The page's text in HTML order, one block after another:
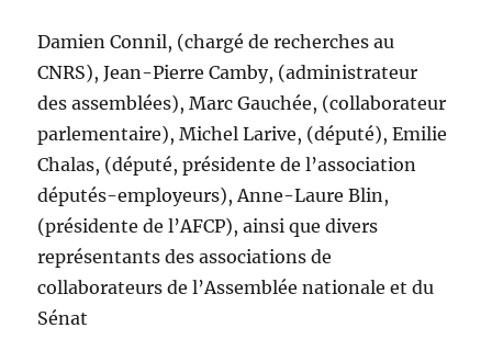
Damien Connil, (chargé de recherches au
CNRS), Jean-Pierre Camby, (administrateur
des assemblées), Marc Gauchée, (collaborateur
parlementaire), Michel Larive, (député), Emilie
Chalas, (député, présidente de l’association
députés-employeurs), Anne-Laure Blin,
(présidente de l’AFCP), ainsi que divers
représentants des associations de
collaborateurs de l’Assemblée nationale et du
Sénat